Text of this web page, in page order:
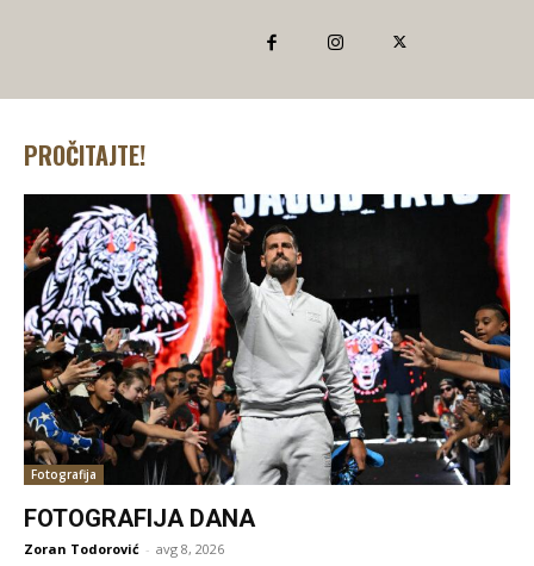
PROČITAJTE!
Fotografija
FOTOGRAFIJA DANA
Zoran Todorović - avg 8, 2026